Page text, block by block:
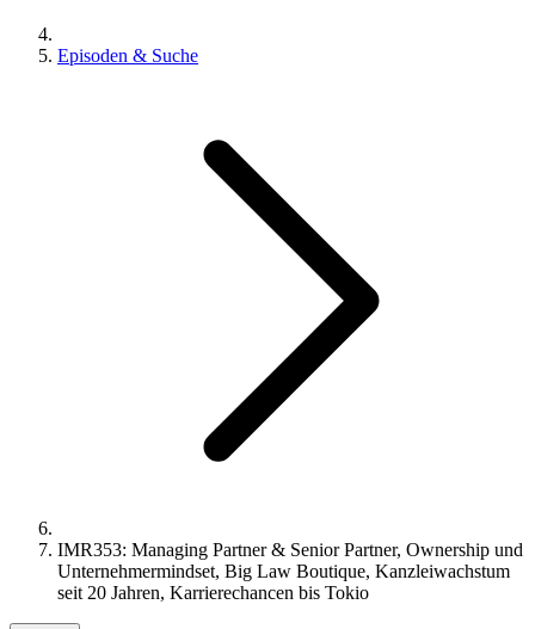
Episoden & Suche
IMR353: Managing Partner & Senior Partner, Ownership und
Unternehmermindset, Big Law Boutique, Kanzleiwachstum
seit 20 Jahren, Karrierechancen bis Tokio